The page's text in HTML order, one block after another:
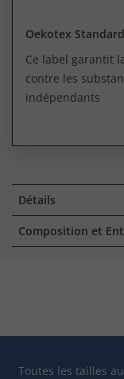
Oekotex
Ce label garantit
contre les
indépendants
Détails
Composition et
Toutes les tailles